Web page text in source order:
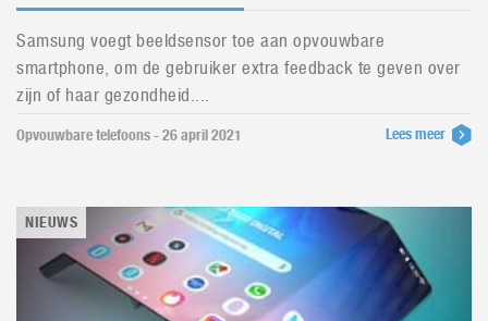
Samsung voegt beeldsensor toe aan opvouwbare
smartphone, om de gebruiker extra feedback te geven over
zijn of haar gezondheid....
Opvouwbare telefoons - 26 april 2021 Lees meer
NIEUWS